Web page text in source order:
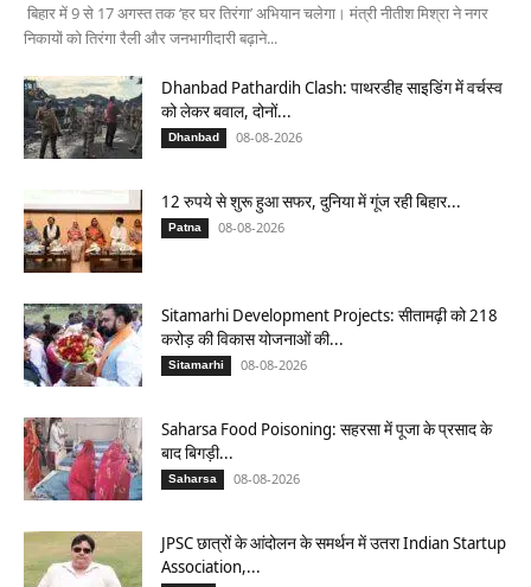
बिहार में 9 से 17 अगस्त तक ‘हर घर तिरंगा’ अभियान चलेगा। मंत्री नीतीश मिश्रा ने नगर
निकायों को तिरंगा रैली और जनभागीदारी बढ़ाने...
Dhanbad Pathardih Clash: पाथरडीह साइडिंग में वर्चस्व
को लेकर बवाल, दोनों...
Dhanbad 08-08-2026
12 रुपये से शुरू हुआ सफर, दुनिया में गूंज रही बिहार...
Patna 08-08-2026
Sitamarhi Development Projects: सीतामढ़ी को 218
करोड़ की विकास योजनाओं की...
Sitamarhi 08-08-2026
Saharsa Food Poisoning: सहरसा में पूजा के प्रसाद के
बाद बिगड़ी...
Saharsa 08-08-2026
JPSC छात्रों के आंदोलन के समर्थन में उतरा Indian Startup
Association,...